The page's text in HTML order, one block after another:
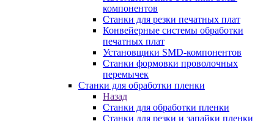
компонентов
Станки для резки печатных плат
Конвейерные системы обработки
печатных плат
Установщики SMD-компонентов
Станки формовки проволочных
перемычек
Станки для обработки пленки
Назад
Станки для обработки пленки
Станки для резки и запайки пленки